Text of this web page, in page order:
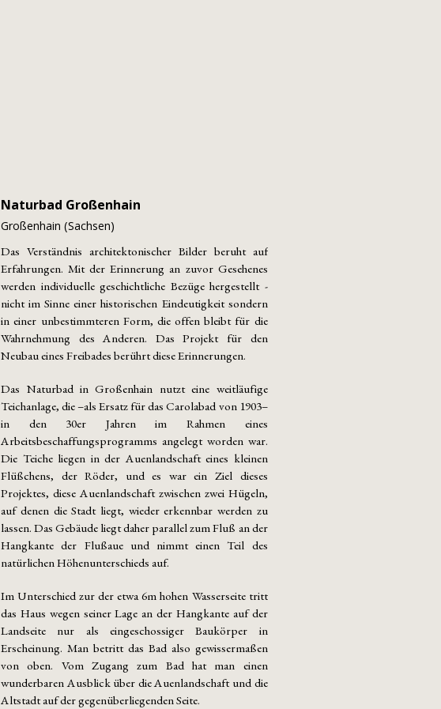
Naturbad Großenhain
Großenhain (Sachsen)
Das Verständnis architektonischer Bilder beruht auf
Erfahrungen. Mit der Erinnerung an zuvor Gesehenes
werden individuelle geschichtliche Bezüge hergestellt -
nicht im Sinne einer historischen Eindeutigkeit sondern
in einer unbestimmteren Form, die offen bleibt für die
Wahrnehmung des Anderen. Das Projekt für den
Neubau eines Freibades berührt diese Erinnerungen.
Das Naturbad in Großenhain nutzt eine weitläufige
Teichanlage, die –als Ersatz für das Carolabad von 1903–
in den 30er Jahren im Rahmen eines
Arbeitsbeschaffungsprogramms angelegt worden war.
Die Teiche liegen in der Auenlandschaft eines kleinen
Flüßchens, der Röder, und es war ein Ziel dieses
Projektes, diese Auenlandschaft zwischen zwei Hügeln,
auf denen die Stadt liegt, wieder erkennbar werden zu
lassen. Das Gebäude liegt daher parallel zum Fluß an der
Hangkante der Flußaue und nimmt einen Teil des
natürlichen Höhenunterschieds auf.
Im Unterschied zur der etwa 6m hohen Wasserseite tritt
das Haus wegen seiner Lage an der Hangkante auf der
Landseite nur als eingeschossiger Baukörper in
Erscheinung. Man betritt das Bad also gewissermaßen
von oben. Vom Zugang zum Bad hat man einen
wunderbaren Ausblick über die Auenlandschaft und die
Altstadt auf der gegenüberliegenden Seite.